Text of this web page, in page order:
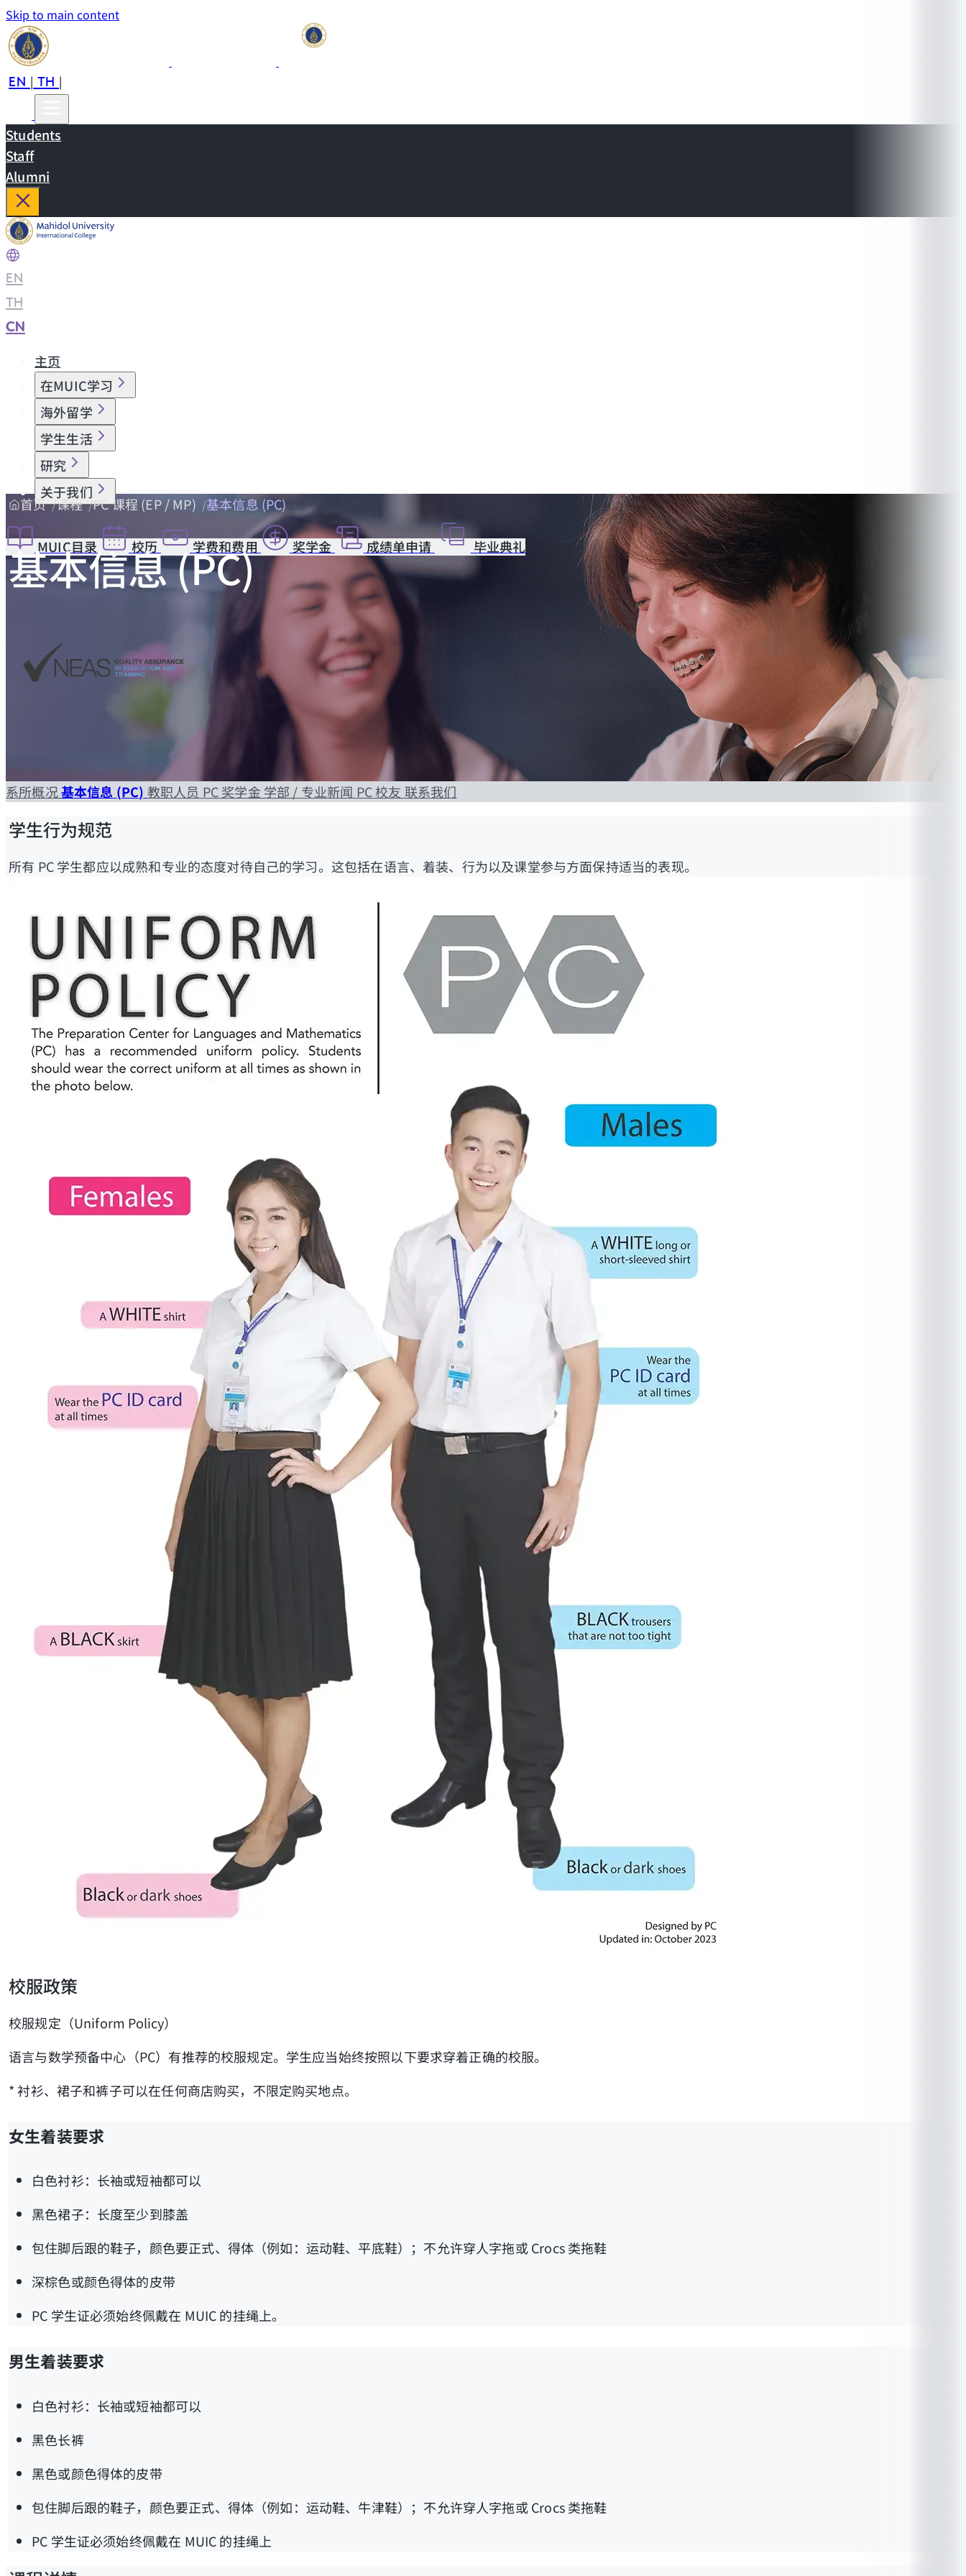
Skip to main content
EN|TH|
Students
Staff
Alumni
EN
TH
CN
主页
在MUIC学习
海外留学
学生生活
研究
关于我们
MUIC目录 校历 学费和费用 奖学金 成绩单申请 毕业典礼
首页 课程 PC 课程 (EP / MP) 基本信息 (PC)
基本信息 (PC)
系所概况基本信息 (PC) 教职人员 PC 奖学金学部 / 专业新闻 PC 校友 联系我们
学生行为规范
所有 PC 学生都应以成熟和专业的态度对待自己的学习。这包括在语言、着装、行为以及课堂参与方面保持适当的表现。
校服政策
校服规定（Uniform Policy）
语言与数学预备中心（PC）有推荐的校服规定。学生应当始终按照以下要求穿着正确的校服。
* 衬衫、裙子和裤子可以在任何商店购买，不限定购买地点。
女生着装要求
白色衬衫：长袖或短袖都可以
黑色裙子：长度至少到膝盖
包住脚后跟的鞋子，颜色要正式、得体（例如：运动鞋、平底鞋）；不允许穿人字拖或 Crocs 类拖鞋
深棕色或颜色得体的皮带
PC 学生证必须始终佩戴在 MUIC 的挂绳上。
男生着装要求
白色衬衫：长袖或短袖都可以
黑色长裤
黑色或颜色得体的皮带
包住脚后跟的鞋子，颜色要正式、得体（例如：运动鞋、牛津鞋）；不允许穿人字拖或 Crocs 类拖鞋
PC 学生证必须始终佩戴在 MUIC 的挂绳上